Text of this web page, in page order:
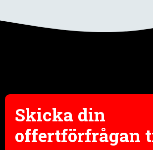
Skicka din
offertförfrågan